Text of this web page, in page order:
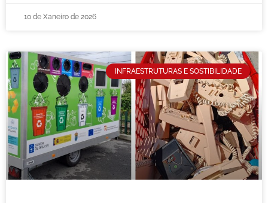
10 de Xaneiro de 2026
INFRAESTRUTURAS E SOSTIBILIDADE